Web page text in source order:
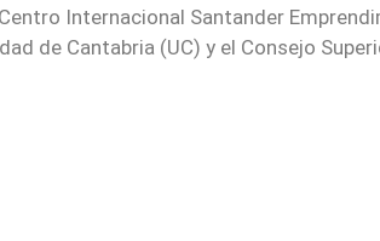
Internacional Santander
de Cantabria (UC) y el Consejo